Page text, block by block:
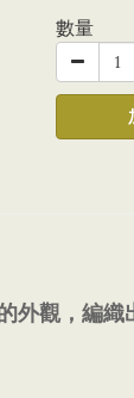
數量
外觀，編